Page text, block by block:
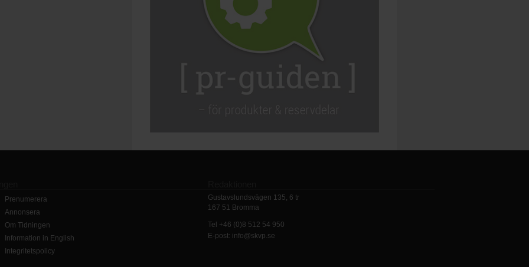
Prenumerera
Annonsera
Om Tidningen
Information in English
Integritetspolicy
Gustavslundsvägen 135, 6 tr
167 51 Bromma
Tel +46 (0)8 512 54 950
E-post: info@skvp.se